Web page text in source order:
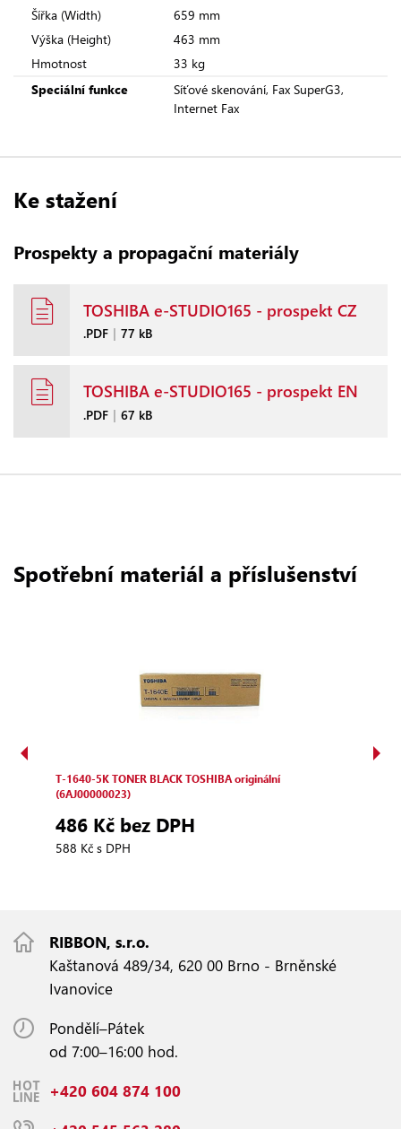
Šířka (Width)
659 mm
Výška (Height)
463 mm
Hmotnost
33 kg
Speciální funkce
Síťové skenování, Fax SuperG3,
Internet Fax
Ke stažení
Prospekty a propagační materiály
TOSHIBA e-STUDIO165 - prospekt CZ
.PDF | 77 kB
TOSHIBA e-STUDIO165 - prospekt EN
.PDF | 67 kB
Spotřební materiál a příslušenství
T‑1640‑5K TONER BLACK TOSHIBA originální
(6AJ00000023)
486 Kč bez DPH
588 Kč s DPH
RIBBON, s.r.o.
Kaštanová 489/34, 620 00 Brno - Brněnské
Ivanovice
Pondělí–Pátek
od 7:00–16:00 hod.
+420 604 874 100